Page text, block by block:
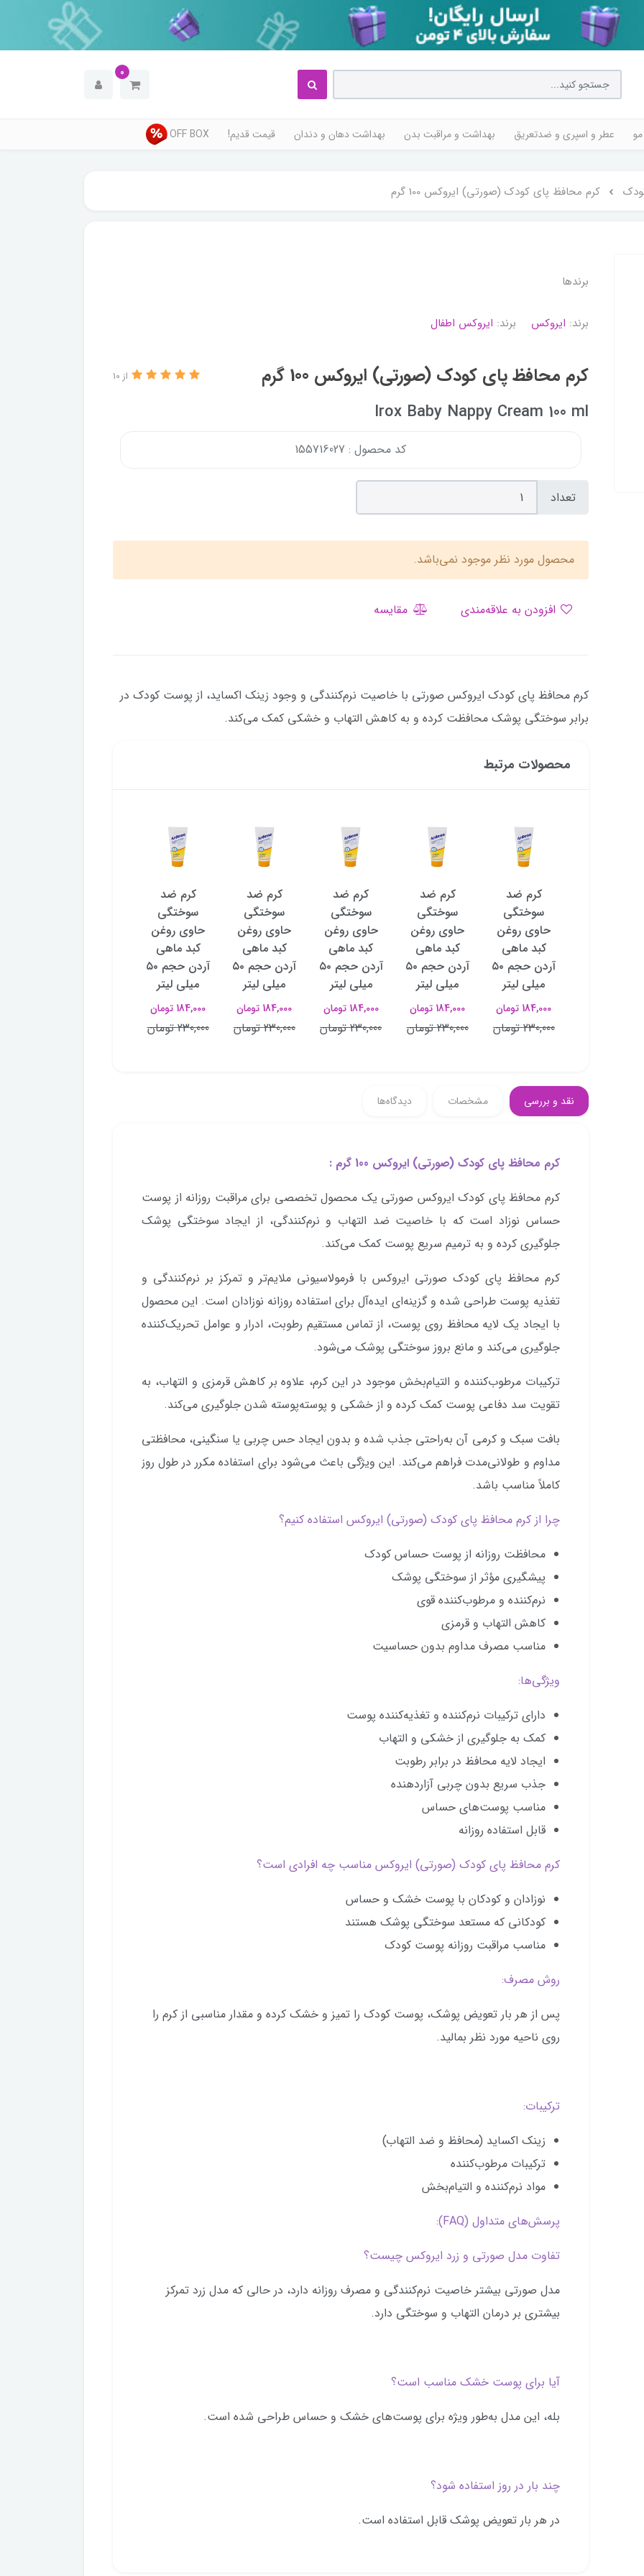
0
عطر و اسپری و ضدتعریق بهداشت و مراقبت بدن بهداشت دهان و دندان قیمت قدیم! OFF BOX
کرم محافظ پای کودک (صورتی) ایروکس 100 گرم
برندها
برند: ایروکس برند: ایروکس اطفال
کرم محافظ پای کودک (صورتی) ایروکس 100 گرم از 10
Irox Baby Nappy Cream 100 ml
کد محصول : 155716027
تعداد
محصول مورد نظر موجود نمی‌باشد.
مقایسه
کرم محافظ پای کودک ایروکس صورتی با خاصیت نرم‌کنندگی و وجود زینک اکساید، از پوست کودک در
برابر سوختگی پوشک محافظت کرده و به کاهش التهاب و خشکی کمک می‌کند.
محصولات مرتبط
کرم ضد
سوختگی
حاوی روغن
کبد ماهی
آردن حجم ۵۰
میلی لیتر
184,000 تومان
230,000 تومان
کرم ضد
سوختگی
حاوی روغن
کبد ماهی
آردن حجم ۵۰
میلی لیتر
184,000 تومان
230,000 تومان
کرم ضد
سوختگی
حاوی روغن
کبد ماهی
آردن حجم ۵۰
میلی لیتر
184,000 تومان
230,000 تومان
کرم ضد
سوختگی
حاوی روغن
کبد ماهی
آردن حجم ۵۰
میلی لیتر
184,000 تومان
230,000 تومان
کرم ضد
سوختگی
حاوی روغن
کبد ماهی
آردن حجم ۵۰
میلی لیتر
184,000 تومان
230,000 تومان
نقد و بررسی مشخصات دیدگاه‌ها
کرم محافظ پای کودک (صورتی) ایروکس 100 گرم :
کرم محافظ پای کودک ایروکس صورتی یک محصول تخصصی برای مراقبت روزانه از پوست
حساس نوزاد است که با خاصیت ضد التهاب و نرم‌کنندگی، از ایجاد سوختگی پوشک
جلوگیری کرده و به ترمیم سریع پوست کمک می‌کند.
کرم محافظ پای کودک صورتی ایروکس با فرمولاسیونی ملایم‌تر و تمرکز بر نرم‌کنندگی و
تغذیه پوست طراحی شده و گزینه‌ای ایده‌آل برای استفاده روزانه نوزادان است. این محصول
با ایجاد یک لایه محافظ روی پوست، از تماس مستقیم رطوبت، ادرار و عوامل تحریک‌کننده
جلوگیری می‌کند و مانع بروز سوختگی پوشک می‌شود.
ترکیبات مرطوب‌کننده و التیام‌بخش موجود در این کرم، علاوه بر کاهش قرمزی و التهاب، به
تقویت سد دفاعی پوست کمک کرده و از خشکی و پوسته‌پوسته شدن جلوگیری می‌کند.
بافت سبک و کرمی آن به‌راحتی جذب شده و بدون ایجاد حس چربی یا سنگینی، محافظتی
مداوم و طولانی‌مدت فراهم می‌کند. این ویژگی باعث می‌شود برای استفاده مکرر در طول روز
کاملاً مناسب باشد.
چرا از کرم محافظ پای کودک (صورتی) ایروکس استفاده کنیم؟
محافظت روزانه از پوست حساس کودک
پیشگیری مؤثر از سوختگی پوشک
نرم‌کننده و مرطوب‌کننده قوی
کاهش التهاب و قرمزی
مناسب مصرف مداوم بدون حساسیت
ویژگی‌ها:
دارای ترکیبات نرم‌کننده و تغذیه‌کننده پوست
کمک به جلوگیری از خشکی و التهاب
ایجاد لایه محافظ در برابر رطوبت
جذب سریع بدون چربی آزاردهنده
مناسب پوست‌های حساس
قابل استفاده روزانه
کرم محافظ پای کودک (صورتی) ایروکس مناسب چه افرادی است؟
نوزادان و کودکان با پوست خشک و حساس
کودکانی که مستعد سوختگی پوشک هستند
مناسب مراقبت روزانه پوست کودک
روش مصرف:
پس از هر بار تعویض پوشک، پوست کودک را تمیز و خشک کرده و مقدار مناسبی از کرم را
روی ناحیه مورد نظر بمالید.
ترکیبات:
زینک اکساید (محافظ و ضد التهاب)
ترکیبات مرطوب‌کننده
مواد نرم‌کننده و التیام‌بخش
پرسش‌های متداول (FAQ):
تفاوت مدل صورتی و زرد ایروکس چیست؟
مدل صورتی بیشتر خاصیت نرم‌کنندگی و مصرف روزانه دارد، در حالی که مدل زرد تمرکز
بیشتری بر درمان التهاب و سوختگی دارد.
آیا برای پوست خشک مناسب است؟
بله، این مدل به‌طور ویژه برای پوست‌های خشک و حساس طراحی شده است.
چند بار در روز استفاده شود؟
در هر بار تعویض پوشک قابل استفاده است.